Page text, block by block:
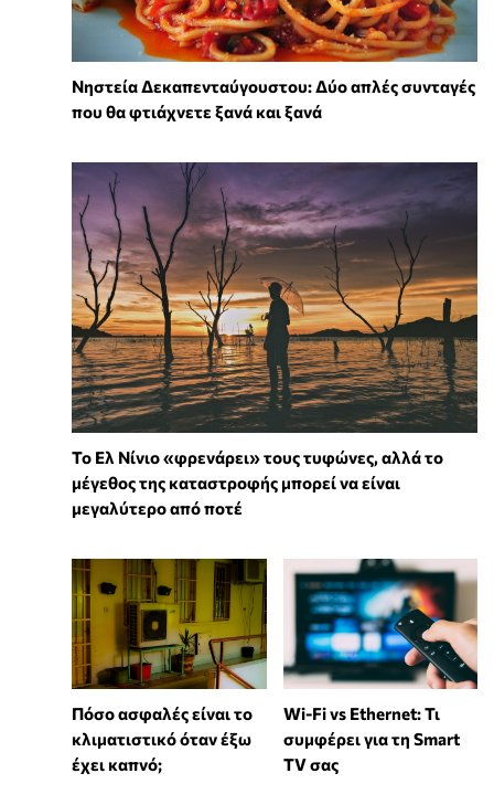
Νηστεία Δεκαπενταύγουστου: Δύο απλές συνταγές
που θα φτιάχνετε ξανά και ξανά
Το Ελ Νίνιο «φρενάρει» τους τυφώνες, αλλά το
μέγεθος της καταστροφής μπορεί να είναι
μεγαλύτερο από ποτέ
Πόσο ασφαλές είναι το
κλιματιστικό όταν έξω
έχει καπνό;
Wi-Fi vs Ethernet: Τι
συμφέρει για τη Smart
TV σας